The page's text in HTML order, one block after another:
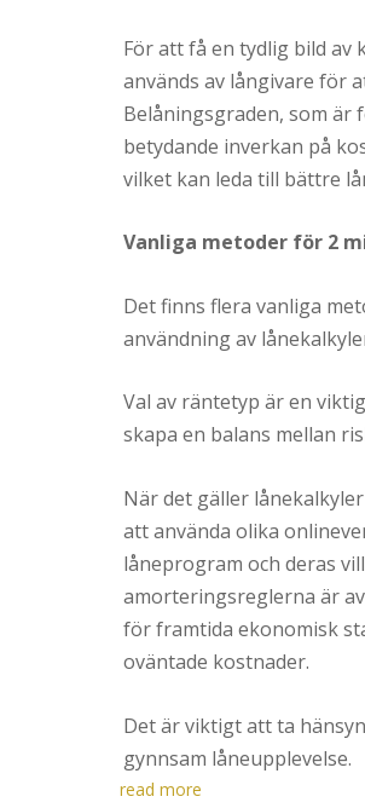
För att få en tydlig bild av
används av långivare för
Belåningsgraden, som är
betydande inverkan på
vilket kan leda till bättre
Vanliga metoder för 2
Det finns flera vanliga
användning av
Val av räntetyp är en
skapa en balans mellan
När det gäller
att använda olika
låneprogram och deras
amorteringsreglerna är
för framtida ekonomisk
oväntade kostnader.
Det är viktigt att ta
gynnsam låneupplevelse.
read more